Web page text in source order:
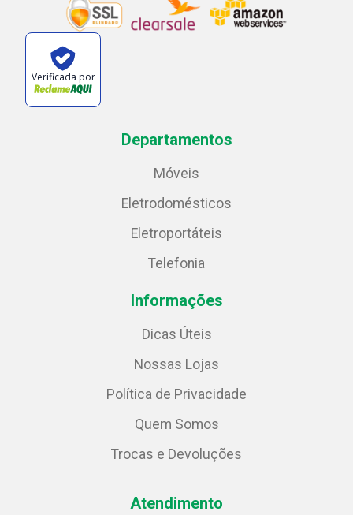
Verificada por
Departamentos
Móveis
Eletrodomésticos
Eletroportáteis
Telefonia
Informações
Dicas Úteis
Nossas Lojas
Política de Privacidade
Quem Somos
Trocas e Devoluções
Atendimento